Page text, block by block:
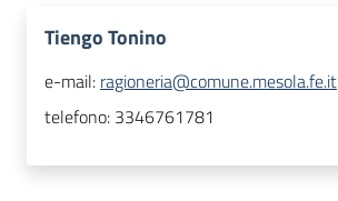
Tiengo Tonino
e-mail: ragioneria@comune.mesola.fe.it
telefono: 3346761781